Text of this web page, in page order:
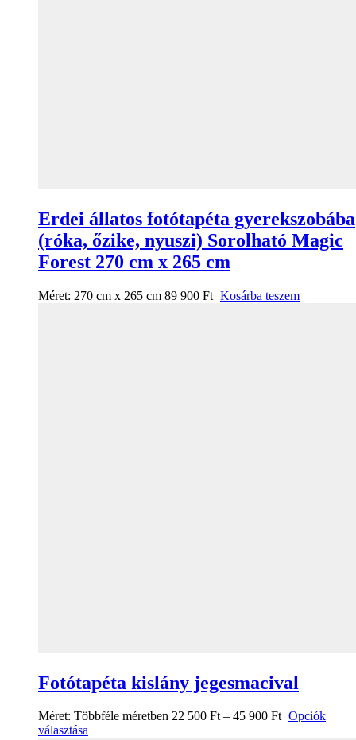
Erdei állatos fotótapéta gyerekszobába
(róka, őzike, nyuszi) Sorolható Magic
Forest 270 cm x 265 cm
Méret: 270 cm x 265 cm 89 900 Ft Kosárba teszem
Fotótapéta kislány jegesmacival
Méret: Többféle méretben 22 500 Ft– 45 900 Ft Opciók
választása